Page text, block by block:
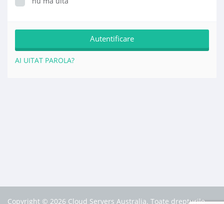
AI UITAT PAROLA?
Copyright © 2026 Cloud Servers Australia. Toate drepturile